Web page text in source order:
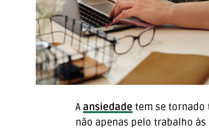
A ansiedade tem se tornado
não apenas pelo trabalho